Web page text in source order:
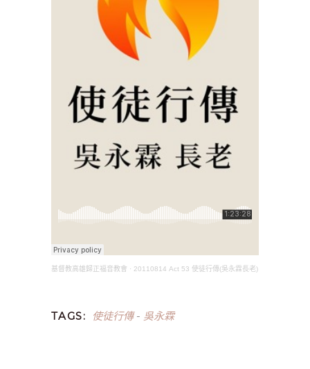
基督教高雄歸正福音教會 · 20110814 Act 53 使徒行傳(吳永霖長老)
TAGS: 使徒行傳- 吳永霖